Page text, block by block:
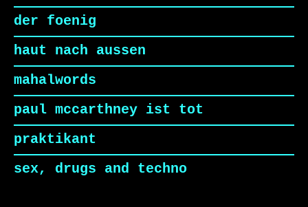
der foenig
haut nach aussen
mahalwords
paul mccarthney ist tot
praktikant
sex, drugs and techno